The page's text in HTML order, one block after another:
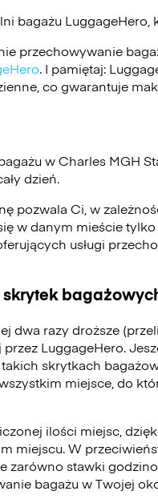
bagażu LuggageHero
przechowywanie
. I pamiętaj:
co gwarantuje
w Charles MGH
dzień.
pozwala Ci, w
w danym mieście
usługi
dwa razy droższe
LuggageHero.
skrytkach
miejsce, do
ilości miejsc,
miejscu. W
stawki
bagażu w Twojej